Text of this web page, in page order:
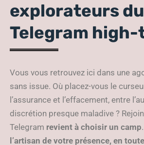
explorateurs du
Telegram
Vous vous retrouvez ici dans une
sans issue. Où placez-vous le
l’assurance et l’effacement, entre
discrétion presque maladive ?
Telegram revient à choisir un camp.
l’artisan de votre présence, en